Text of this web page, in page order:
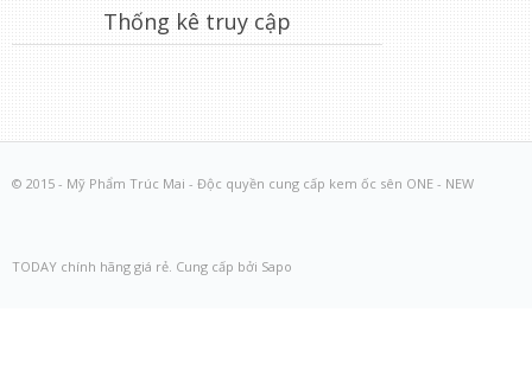
Thống kê truy cập
© 2015 - Mỹ Phẩm Trúc Mai - Độc quyền cung cấp kem ốc sên ONE - NEW
TODAY chính hãng giá rẻ. Cung cấp bởi Sapo